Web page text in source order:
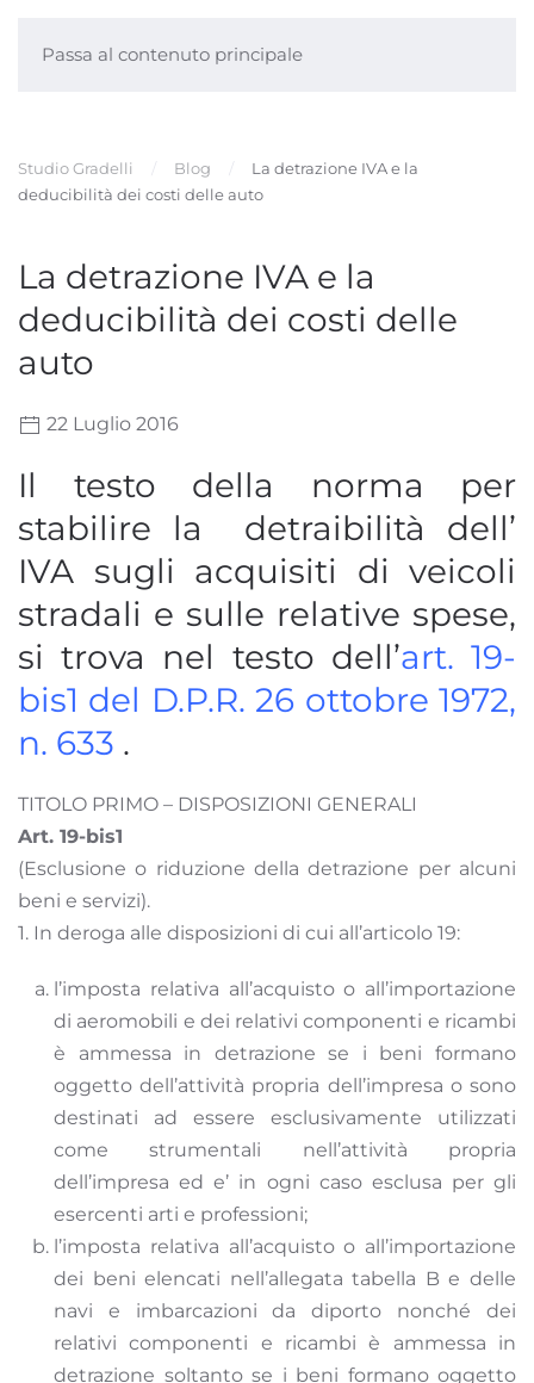
Passa al contenuto principale
Studio Gradelli Blog
La detrazione IVA e la
deducibilità dei costi delle auto
La detrazione IVA e la
deducibilità dei costi delle
auto
22 Luglio 2016
Il testo della norma per
stabilire la detraibilità dell’
IVA sugli acquisiti di veicoli
stradali e sulle relative spese,
si trova nel testo dell’art. 19-
bis1 del D.P.R. 26 ottobre 1972,
n. 633 .
TITOLO PRIMO – DISPOSIZIONI GENERALI
Art. 19-bis1
(Esclusione o riduzione della detrazione per alcuni
beni e servizi).
1. In deroga alle disposizioni di cui all’articolo 19:
l’imposta relativa all’acquisto o all’importazione
di aeromobili e dei relativi componenti e ricambi
è ammessa in detrazione se i beni formano
oggetto dell’attività propria dell’impresa o sono
destinati ad essere esclusivamente utilizzati
come strumentali nell’attività propria
dell’impresa ed e’ in ogni caso esclusa per gli
esercenti arti e professioni;
l’imposta relativa all’acquisto o all’importazione
dei beni elencati nell’allegata tabella B e delle
navi e imbarcazioni da diporto nonché dei
relativi componenti e ricambi è ammessa in
detrazione soltanto se i beni formano oggetto